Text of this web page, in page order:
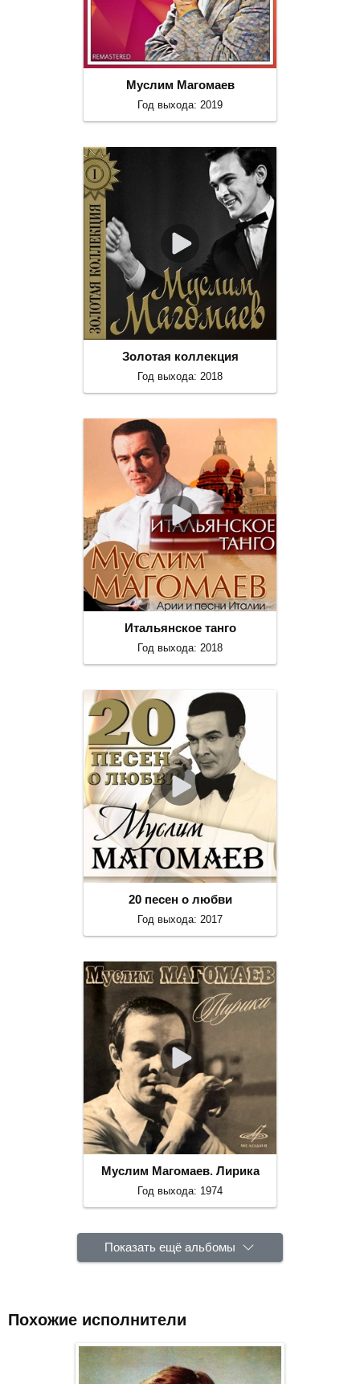
Муслим Магомаев
Год выхода: 2019
Золотая коллекция
Год выхода: 2018
Итальянское танго
Год выхода: 2018
20 песен о любви
Год выхода: 2017
Муслим Магомаев. Лирика
Год выхода: 1974
Показать ещё альбомы
Похожие исполнители